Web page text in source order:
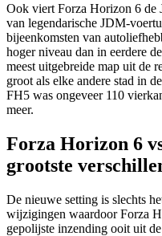
Ook viert Forza Horizon 6 de
van legendarische JDM-
bijeenkomsten van
hoger niveau dan in eerdere
meest uitgebreide map uit de
groot als elke andere stad in
FH5 was ongeveer 110
meer.
Forza Horizon 6
grootste
De nieuwe setting is slechts
wijzigingen waardoor Forza
gepolijste inzending ooit uit